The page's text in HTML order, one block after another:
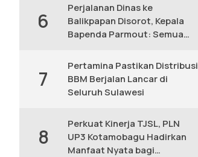
6
Perjalanan Dinas ke
Balikpapan Disorot, Kepala
Bapenda Parmout: Semua
7
Pertamina Pastikan Distribusi
BBM Berjalan Lancar di
Seluruh Sulawesi
8
Perkuat Kinerja TJSL, PLN
UP3 Kotamobagu Hadirkan
Manfaat Nyata bagi